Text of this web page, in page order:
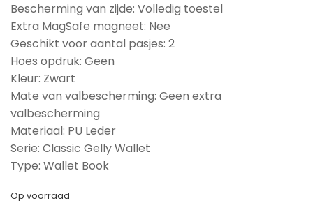
Bescherming van zijde: Volledig toestel
Extra MagSafe magneet: Nee
Geschikt voor aantal pasjes: 2
Hoes opdruk: Geen
Kleur: Zwart
Mate van valbescherming: Geen extra
valbescherming
Materiaal: PU Leder
Serie: Classic Gelly Wallet
Type: Wallet Book
Op voorraad